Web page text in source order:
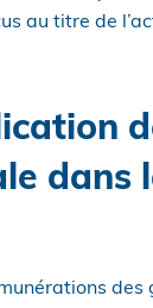
au titre de
dans